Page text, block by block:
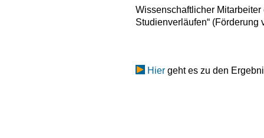
Wissenschaftlicher
Studienverläufen“
Hier geht es zu den